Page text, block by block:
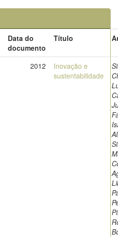
Data do
documento
Título
2012
Inovação e
sustentabilidade